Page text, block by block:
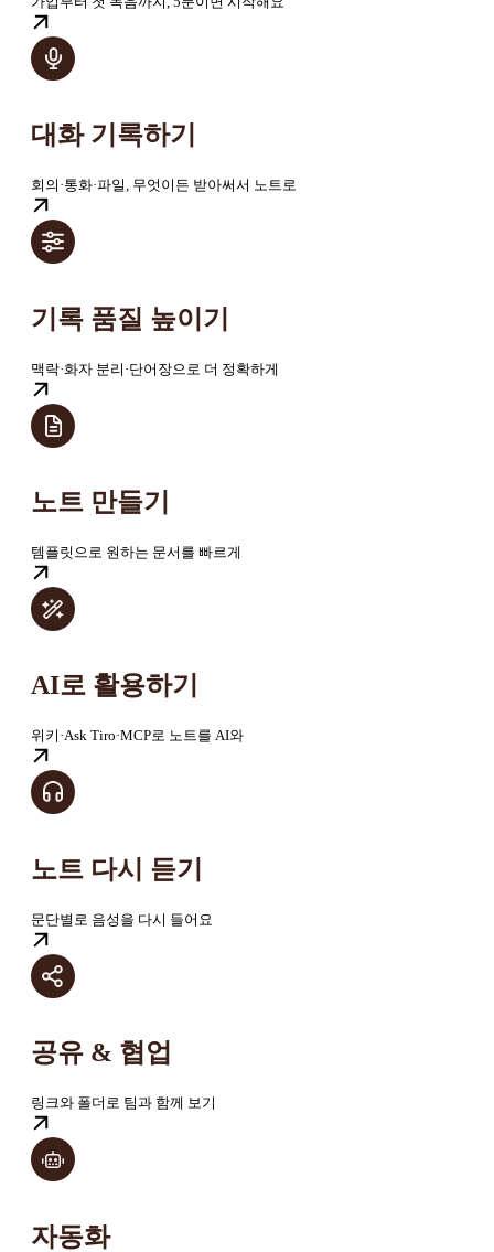
대화 기록하기
회의·통화·파일, 무엇이든 받아써서 노트로
기록 품질 높이기
맥락·화자 분리·단어장으로 더 정확하게
노트 만들기
템플릿으로 원하는 문서를 빠르게
AI로 활용하기
위키·Ask Tiro·MCP로 노트를 AI와
노트 다시 듣기
문단별로 음성을 다시 들어요
공유 & 협업
링크와 폴더로 팀과 함께 보기
자동화